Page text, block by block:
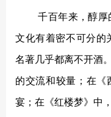
千百年来，醇
文化有着密不可分的
名著几乎都离不开酒
的交流和较量；在《
宴；在《红楼梦》中